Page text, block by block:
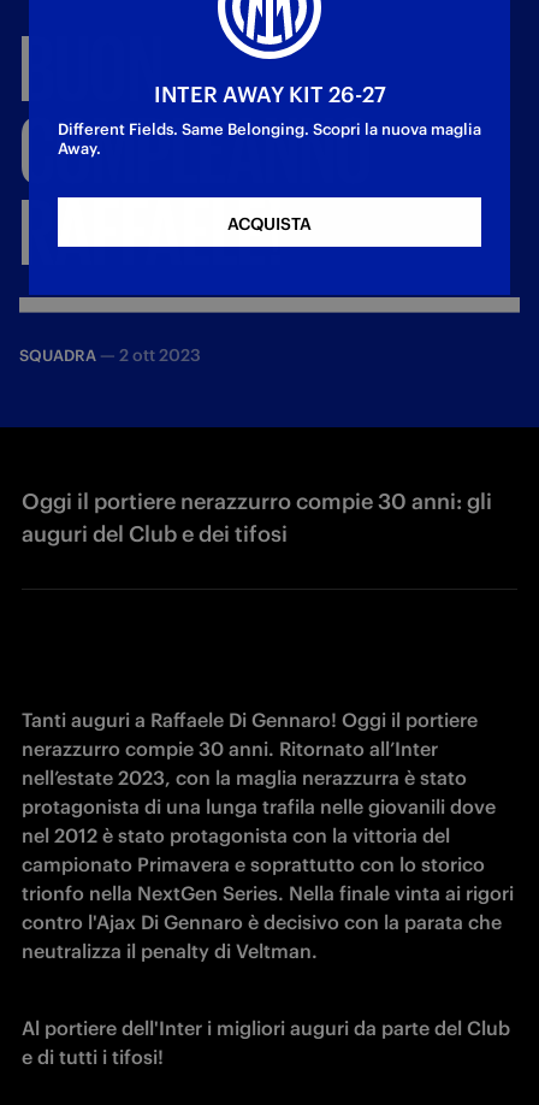
BUON
COMPLEANNO
RAFFAELE!
SQUADRA — 2 ott 2023
Oggi il portiere nerazzurro compie 30 anni: gli
auguri del Club e dei tifosi
Tanti auguri a Raffaele Di Gennaro! Oggi il portiere
nerazzurro compie 30 anni. Ritornato all’Inter
nell’estate 2023, con la maglia nerazzurra è stato
protagonista di una lunga trafila nelle giovanili dove
nel 2012 è stato protagonista con la vittoria del
campionato Primavera e soprattutto con lo storico
trionfo nella NextGen Series. Nella finale vinta ai rigori
contro l'Ajax Di Gennaro è decisivo con la parata che
neutralizza il penalty di Veltman.
Al portiere dell'Inter i migliori auguri da parte del Club
e di tutti i tifosi!
INTER AWAY KIT 26-27
Different Fields. Same Belonging. Scopri la nuova maglia
Away.
ACQUISTA